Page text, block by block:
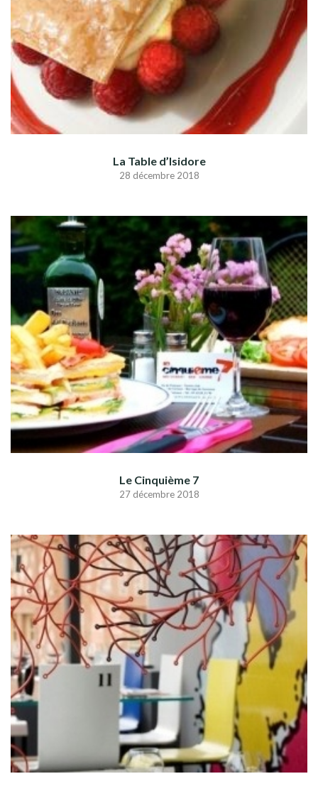
La Table d’Isidore
28 décembre 2018
Le Cinquième 7
27 décembre 2018